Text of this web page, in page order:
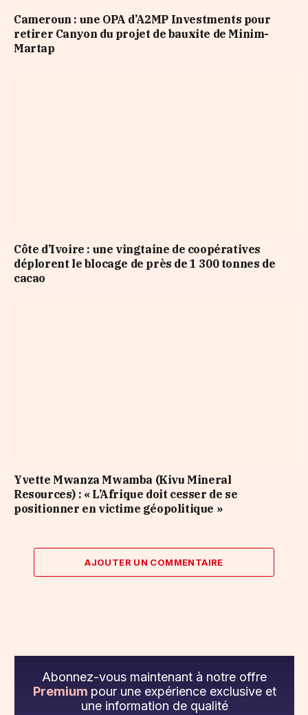
Cameroun : une OPA d’A2MP Investments pour
retirer Canyon du projet de bauxite de Minim-
Martap
Côte d’Ivoire : une vingtaine de coopératives
déplorent le blocage de près de 1 300 tonnes de
cacao
​Yvette Mwanza Mwamba (Kivu Mineral
Resources) : « L’Afrique doit cesser de se
positionner en victime géopolitique »
AJOUTER UN COMMENTAIRE
Abonnez-vous maintenant à notre offre
Premium pour une expérience exclusive et
une information de qualité